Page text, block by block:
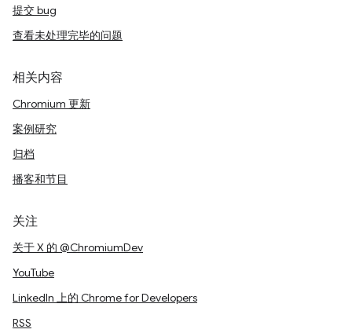
提交 bug
查看未处理完毕的问题
相关内容
Chromium 更新
案例研究
归档
播客和节目
关注
关于 X 的 @ChromiumDev
YouTube
LinkedIn 上的 Chrome for Developers
RSS